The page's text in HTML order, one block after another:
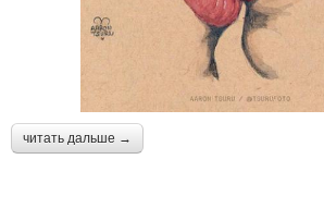
читать дальше →